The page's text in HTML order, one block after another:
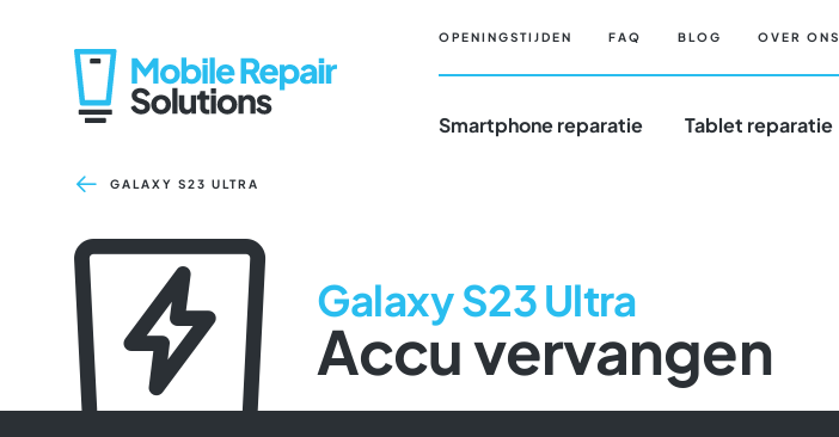
OPENINGSTIJDEN FAQ BLOG OVER ONS
Smartphone reparatie Tablet reparatie
GALAXY S23 ULTRA
Galaxy S23 Ultra
Accu vervangen